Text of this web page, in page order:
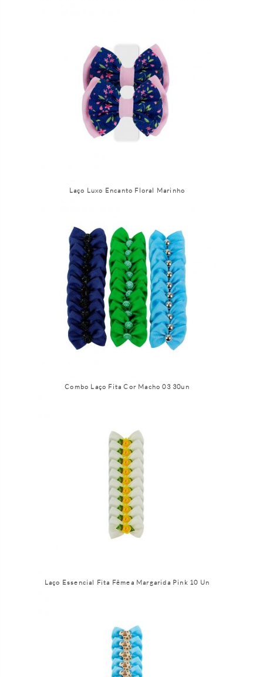
Laço Luxo Encanto Floral Marinho
Combo Laço Fita Cor Macho 03 30un
Laço Essencial Fita Fêmea Margarida Pink 10 Un